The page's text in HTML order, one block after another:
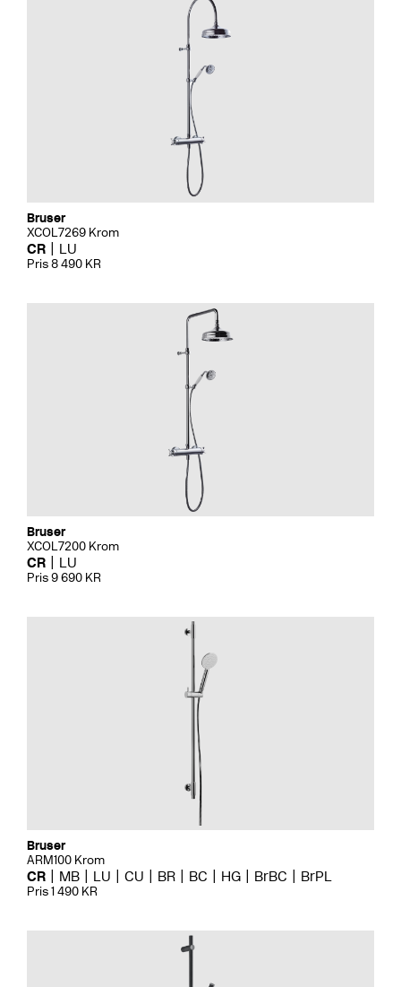
Bruser
XCOL7269 Krom
CR LU
Pris 8 490 KR
Bruser
XCOL7200 Krom
CR LU
Pris 9 690 KR
Bruser
ARM100 Krom
CR MB LU CU BR BC HG BrBC BrPL
Pris 1 490 KR